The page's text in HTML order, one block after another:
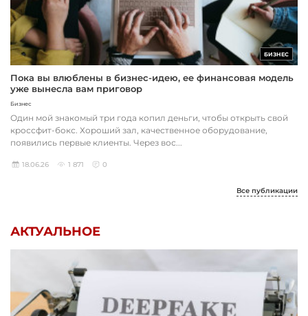
БИЗНЕС
Пока вы влюблены в бизнес-идею, ее финансовая модель
уже вынесла вам приговор
Бизнес
Один мой знакомый три года копил деньги, чтобы открыть свой
кроссфит-бокс. Хороший зал, качественное оборудование,
появились первые клиенты. Через вос...
18.06.26 1 871 0
Все публикации
АКТУАЛЬНОЕ